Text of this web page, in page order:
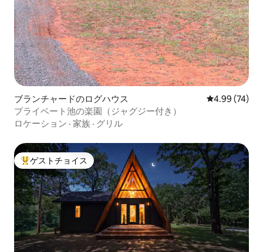
ブランチャードのログハウス レビュー74
4.99 (74)
プライベート池の楽園（ジャグジー付き）
ロケーション · 家族 · グリル
大好評のゲストチョイスです。
ゲストチョイス